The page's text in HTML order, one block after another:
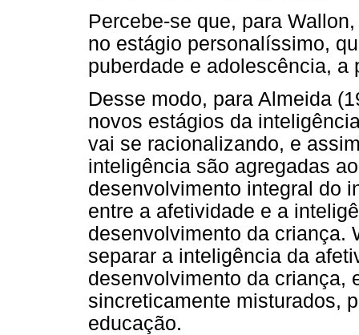
Percebe-se que, para
no estágio personalíssimo,
puberdade e adolescência, a
Desse modo, para Almeida
novos estágios da
vai se racionalizando, e
inteligência são agregadas
desenvolvimento integral do
entre a afetividade e a
desenvolvimento da criança.
separar a inteligência da
desenvolvimento da criança,
sincreticamente misturados,
educação.